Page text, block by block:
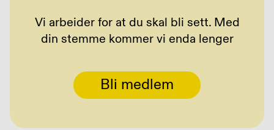
Vi arbeider for at du skal bli sett. Med
din stemme kommer vi enda lenger
Bli medlem